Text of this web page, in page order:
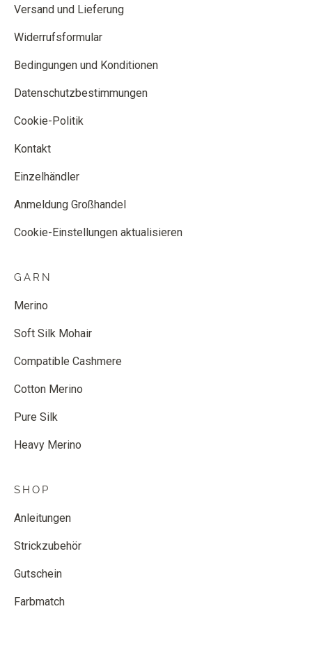
Versand und Lieferung
Widerrufsformular
Bedingungen und Konditionen
Datenschutzbestimmungen
Cookie-Politik
Kontakt
Einzelhändler
Anmeldung Großhandel
Cookie-Einstellungen aktualisieren
GARN
Merino
Soft Silk Mohair
Compatible Cashmere
Cotton Merino
Pure Silk
Heavy Merino
SHOP
Anleitungen
Strickzubehör
Gutschein
Farbmatch